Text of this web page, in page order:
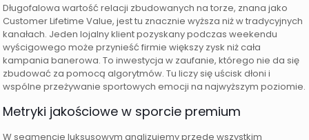
Długofalowa wartość relacji zbudowanych na torze, znana jako
Customer Lifetime Value, jest tu znacznie wyższa niż w tradycyjnych
kanałach. Jeden lojalny klient pozyskany podczas weekendu
wyścigowego może przynieść firmie większy zysk niż cała
kampania banerowa. To inwestycja w zaufanie, którego nie da się
zbudować za pomocą algorytmów. Tu liczy się uścisk dłoni i
wspólne przeżywanie sportowych emocji na najwyższym poziomie.
Metryki jakościowe w sporcie premium
W segmencie luksusowym analizujemy przede wszystkim